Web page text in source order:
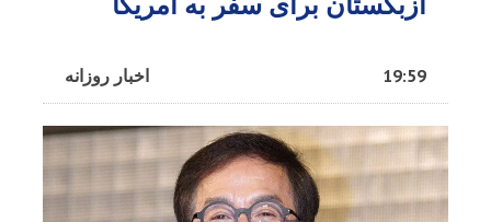
اخبار روزانه 19:59